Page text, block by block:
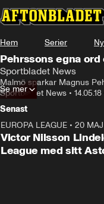
Hem Serier
Pehrssons egna
Sportbladet News
Malmö sparkar Magnus
Sportbladet News • 14.05.18
Se mer
Senast
EUROPA LEAGUE • 20 MAJ
Victor Nilsson
League med sitt